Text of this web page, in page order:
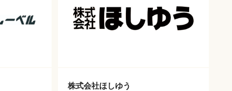
株式会社ほしゆう